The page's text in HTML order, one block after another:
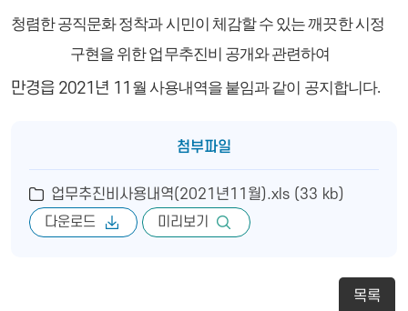
청렴한 공직문화 정착과 시민이 체감할 수 있는 깨끗한 시정
구현을 위한 업무추진비 공개와 관련하여
만경읍 2021 년 11 월 사용내역을 붙임과 같이 공지합니다.
첨부파일
업무추진비사용내역(2021년11월).xls (33 kb)
다운로드
미리보기
목록